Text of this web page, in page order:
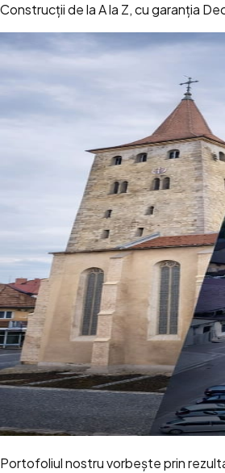
Construcții de la A la Z, cu garanția
Portofoliul nostru vorbește prin